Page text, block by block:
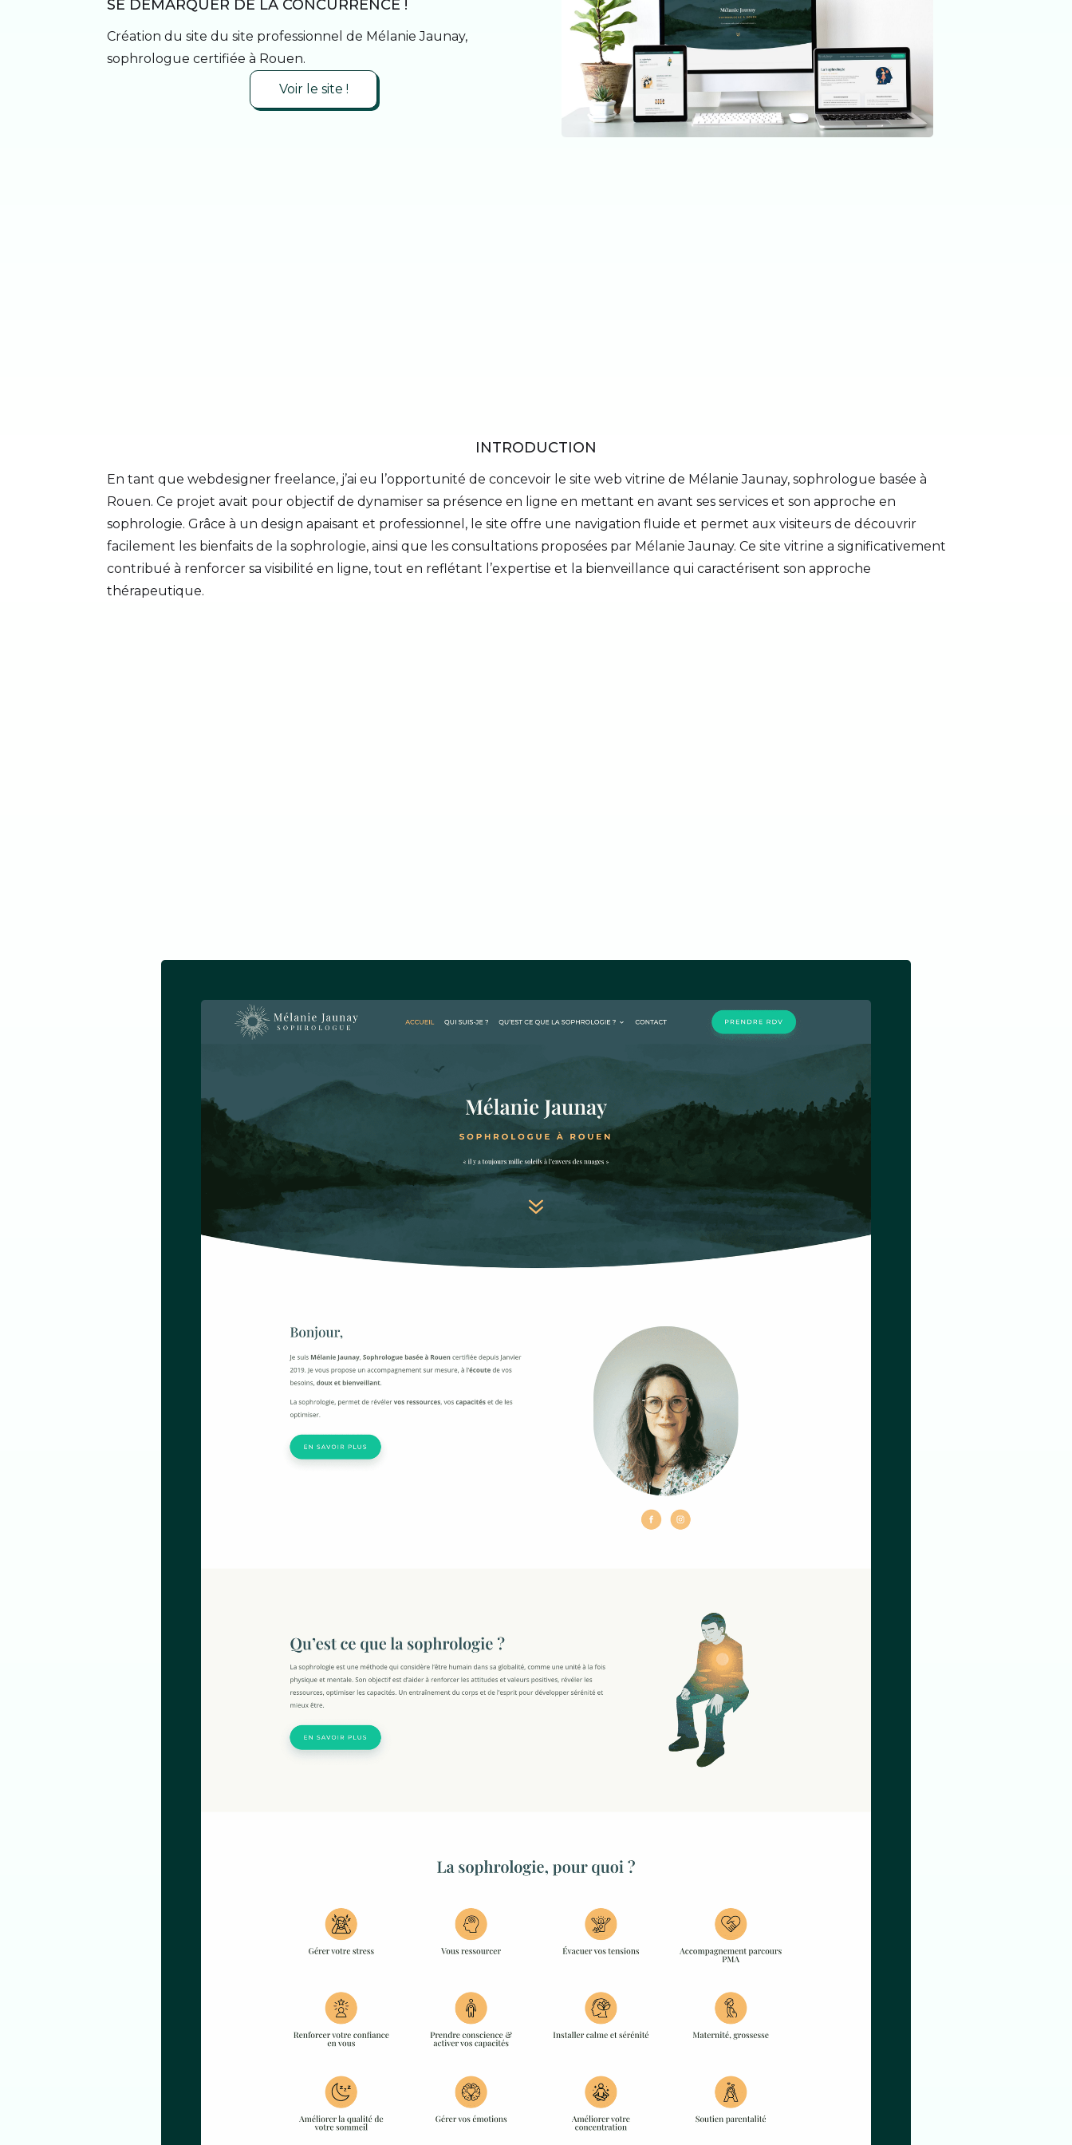
SE DÉMARQUER DE LA CONCURRENCE !
Création du site du site professionnel de Mélanie Jaunay,
sophrologue certifiée à Rouen.
Voir le site !
INTRODUCTION
En tant que webdesigner freelance, j’ai eu l’opportunité de concevoir le site web vitrine de Mélanie Jaunay, sophrologue basée à
Rouen. Ce projet avait pour objectif de dynamiser sa présence en ligne en mettant en avant ses services et son approche en
sophrologie. Grâce à un design apaisant et professionnel, le site offre une navigation fluide et permet aux visiteurs de découvrir
facilement les bienfaits de la sophrologie, ainsi que les consultations proposées par Mélanie Jaunay. Ce site vitrine a significativement
contribué à renforcer sa visibilité en ligne, tout en reflétant l’expertise et la bienveillance qui caractérisent son approche
thérapeutique.